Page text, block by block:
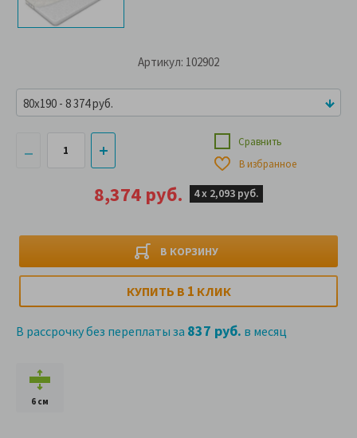
Артикул: 102902
8,374 руб. 4 х 2,093 руб.
В КОРЗИНУ
Сравнить
В избранное
КУПИТЬ В 1 КЛИК
В рассрочку без переплаты за 837 руб. в месяц
80x190 - 8 374 руб.
6 см